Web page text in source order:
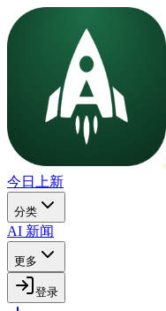
今日上新
分类
AI 新闻
更多
登录